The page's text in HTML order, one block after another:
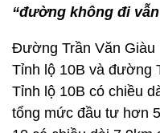
“đường không đi
Đường Trần Văn
Tỉnh lộ 10B và đường
Tỉnh lộ 10B có chiều
tổng mức đầu tư hơn